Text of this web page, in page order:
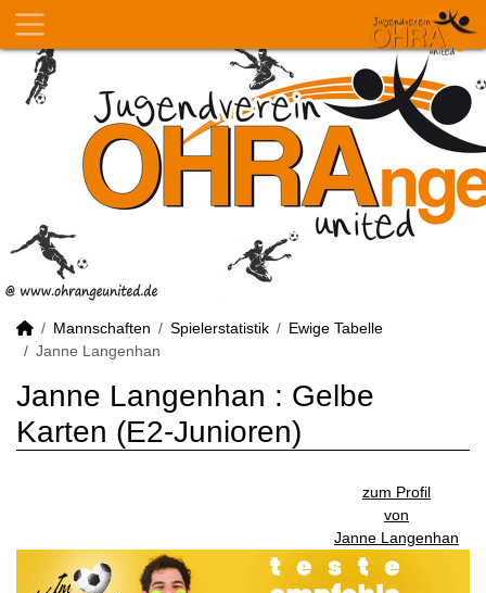
Mannschaften Spielerstatistik
Ewige Tabelle
Janne Langenhan
Janne Langenhan : Gelbe
Karten (E2-Junioren)
zum Profil
von
Janne Langenhan